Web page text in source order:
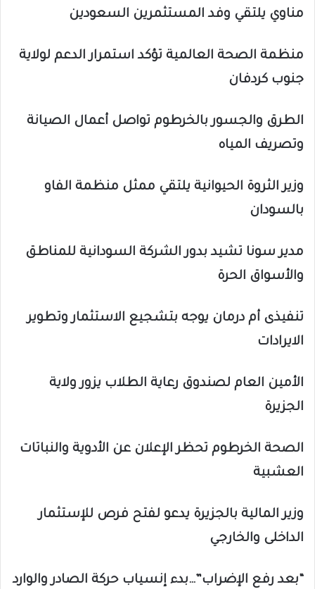
مناوي يلتقي وفد المستثمرين السعودين
منظمة الصحة العالمية تؤكد استمرار الدعم لولاية
جنوب كردفان
الطرق والجسور بالخرطوم تواصل أعمال الصيانة
وتصريف المياه
وزير الثروة الحيوانية يلتقي ممثل منظمة الفاو
بالسودان
مدير سونا تشيد بدور الشركة السودانية للمناطق
والأسواق الحرة
تنفيذى أم درمان يوجه بتشجيع الاستثمار وتطوير
الايرادات
الأمين العام لصندوق رعاية الطلاب يزور ولاية
الجزيرة
الصحة الخرطوم تحظر الإعلان عن الأدوية والنباتات
العشبية
وزير المالية بالجزيرة يدعو لفتح فرص للإستثمار
الداخلى والخارجي
“بعد رفع الإضراب”…بدء إنسياب حركة الصادر والوارد